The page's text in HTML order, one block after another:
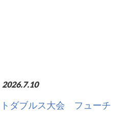
2026.7.10
トダブルス大会 フューチ